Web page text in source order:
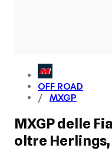
OFF ROAD
MXGP
MXGP delle
oltre